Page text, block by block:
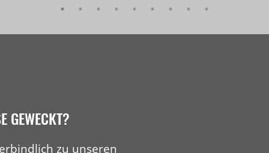
GEWECKT?
zu unseren